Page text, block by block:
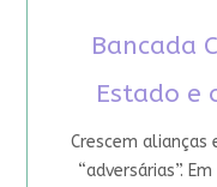
Bancada
Estado e
Crescem
“adversárias”.